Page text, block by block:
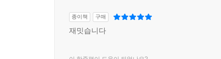
한국의 대표적 공기업인 한전은 1898년 회사가
제품을 적게 써주세요”라고 호소하며 역세일
소비하면서 공급자는 한전, 수요자는 국민이라
종이책 구매
재밋습니다